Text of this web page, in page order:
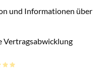
und Informationen über
Vertragsabwicklung